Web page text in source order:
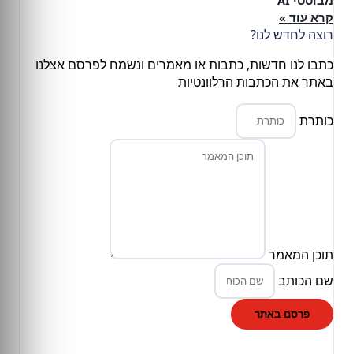
קרא עוד »
רוצה לחדש לנו?
כתבו לנו חדשות, כתבות או מאמרים ונשמח לפרסם אצלנו
באתר את הכתבות הרלוונטיות
כותרת
תוכן המאמר
שם הכותב
פרסם באתר